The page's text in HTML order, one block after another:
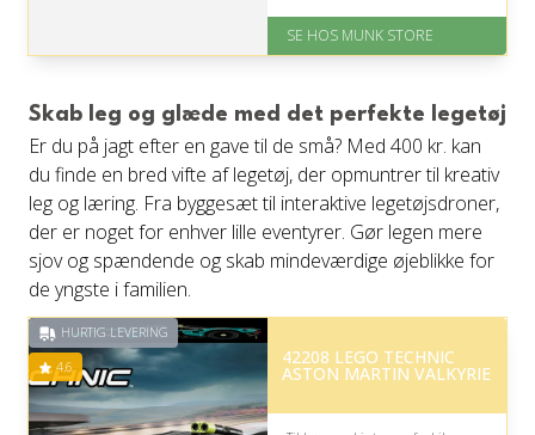
Fremragende Trustpilot rating
kr.)
SE HOS MUNK STORE
Skab leg og glæde med det perfekte legetøj
Er du på jagt efter en gave til de små? Med 400 kr. kan
du finde en bred vifte af legetøj, der opmuntrer til kreativ
leg og læring. Fra byggesæt til interaktive legetøjsdroner,
der er noget for enhver lille eventyrer. Gør legen mere
sjov og spændende og skab mindeværdige øjeblikke for
de yngste i familien.
HURTIG LEVERING
4.6 42208 LEGO TECHNIC
ASTON MARTIN VALKYRIE